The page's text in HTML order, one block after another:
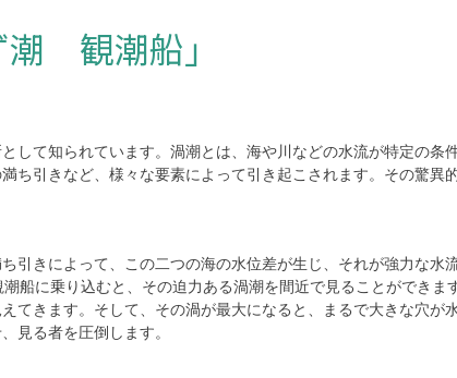
観潮船」
して知られています。渦潮とは、海や川などの水流が特定の条
ち引きなど、様々な要素によって引き起こされます。その驚異
引きによって、この二つの海の水位差が生じ、それが強力な水
船に乗り込むと、その迫力ある渦潮を間近で見ることができま
てきます。そして、その渦が最大になると、まるで大きな穴が
見る者を圧倒します。